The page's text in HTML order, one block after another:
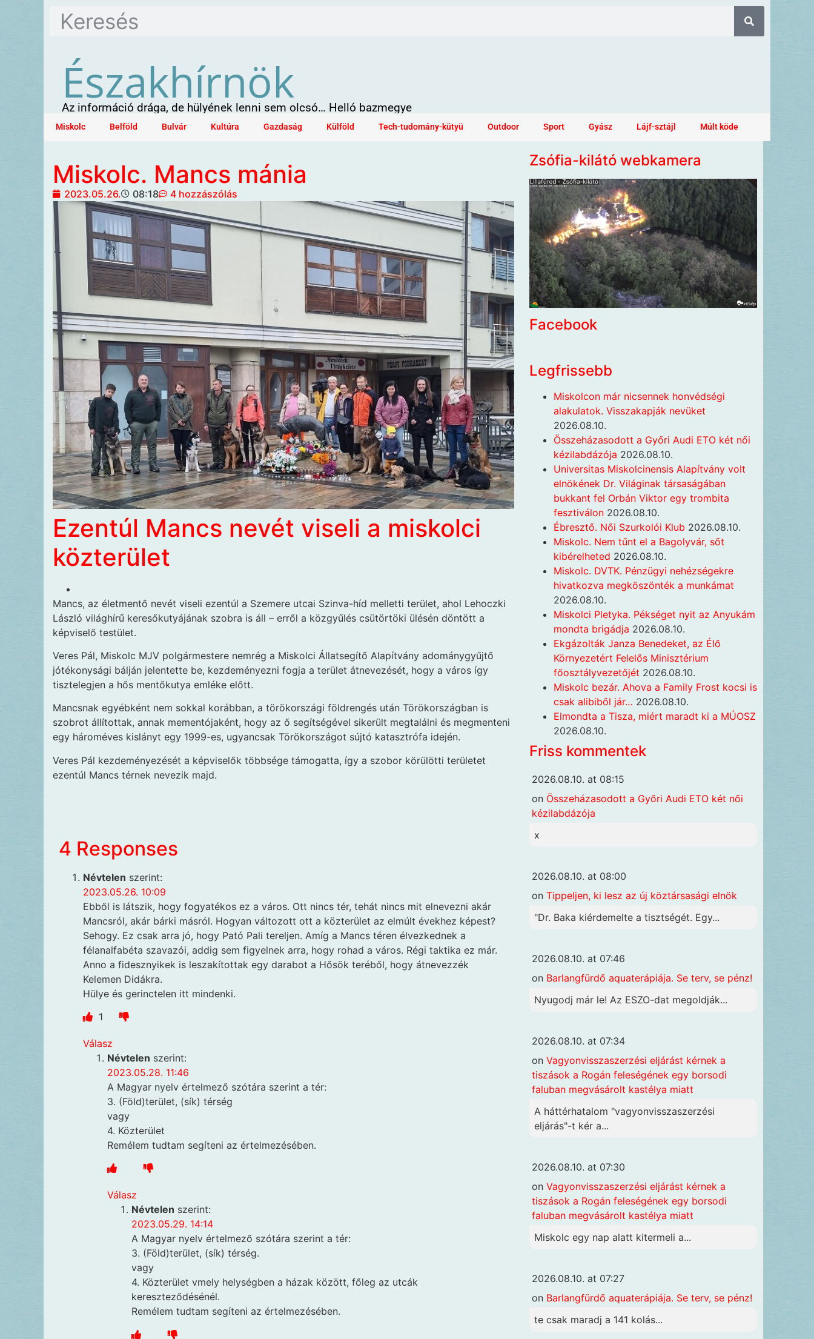
Északhírnök
Az információ drága, de hülyének lenni sem olcsó… Helló bazmegye
Miskolc Belföld Bulvár Kultúra Gazdaság Külföld Tech-tudomány-kütyü Outdoor Sport Gyász Lájf-sztájl Múlt köde
Miskolc. Mancs mánia
2023.05.26. 08:18 4 hozzászólás
Ezentúl Mancs nevét viseli a miskolci
közterület
Mancs, az életmentő nevét viseli ezentúl a Szemere utcai Szinva-híd melletti terület, ahol Lehoczki
László világhírű keresőkutyájának szobra is áll – erről a közgyűlés csütörtöki ülésén döntött a
képviselő testület.
Veres Pál, Miskolc MJV polgármestere nemrég a Miskolci Állatsegítő Alapítvány adománygyűjtő
jótékonysági bálján jelentette be, kezdeményezni fogja a terület átnevezését, hogy a város így
tisztelegjen a hős mentőkutya emléke előtt.
Mancsnak egyébként nem sokkal korábban, a törökországi földrengés után Törökországban is
szobrot állítottak, annak mementójaként, hogy az ő segítségével sikerült megtalálni és megmenteni
egy hároméves kislányt egy 1999-es, ugyancsak Törökországot sújtó katasztrófa idején.
Veres Pál kezdeményezését a képviselők többsége támogatta, így a szobor körülötti területet
ezentúl Mancs térnek nevezik majd.
4 Responses
Névtelen szerint:
2023.05.26. 10:09
Ebből is látszik, hogy fogyatékos ez a város. Ott nincs tér, tehát nincs mit elnevezni akár
Mancsról, akár bárki másról. Hogyan változott ott a közterület az elmúlt évekhez képest?
Sehogy. Ez csak arra jó, hogy Pató Pali tereljen. Amíg a Mancs téren élvezkednek a
félanalfabéta szavazói, addig sem figyelnek arra, hogy rohad a város. Régi taktika ez már.
Anno a fidesznyikek is leszakítottak egy darabot a Hősök teréből, hogy átnevezzék
Kelemen Didákra.
Hülye és gerinctelen itt mindenki.
1
Válasz
Névtelen szerint:
2023.05.28. 11:46
A Magyar nyelv értelmező szótára szerint a tér:
3. (Föld)terület, (sík) térség
vagy
4. Közterület
Remélem tudtam segíteni az értelmezésében.
Válasz
Névtelen szerint:
2023.05.29. 14:14
A Magyar nyelv értelmező szótára szerint a tér:
3. (Föld)terület, (sík) térség.
vagy
4. Közterület vmely helységben a házak között, főleg az utcák
kereszteződésénél.
Remélem tudtam segíteni az értelmezésében.
Zsófia-kilátó webkamera
Facebook
Legfrissebb
Miskolcon már nicsennek honvédségi
alakulatok. Visszakapják nevüket
2026.08.10.
Összeházasodott a Győri Audi ETO két női
kézilabdázója 2026.08.10.
Universitas Miskolcinensis Alapítvány volt
elnökének Dr. Világinak társaságában
bukkant fel Orbán Viktor egy trombita
fesztiválon 2026.08.10.
Ébresztő. Női Szurkolói Klub 2026.08.10.
Miskolc. Nem tűnt el a Bagolyvár, sőt
kibérelheted 2026.08.10.
Miskolc. DVTK. Pénzügyi nehézségekre
hivatkozva megköszönték a munkámat
2026.08.10.
Miskolci Pletyka. Pékséget nyit az Anyukám
mondta brigádja 2026.08.10.
Ekgázolták Janza Benedeket, az Élő
Környezetért Felelős Minisztérium
főosztályvezetőjét 2026.08.10.
Miskolc bezár. Ahova a Family Frost kocsi is
csak alibiből jár… 2026.08.10.
Elmondta a Tisza, miért maradt ki a MÚOSZ
2026.08.10.
Friss kommentek
2026.08.10. at 08:15
on Összeházasodott a Győri Audi ETO két női
kézilabdázója
x
2026.08.10. at 08:00
on Tippeljen, ki lesz az új köztársasági elnök
"Dr. Baka kiérdemelte a tisztségét. Egy...
2026.08.10. at 07:46
on Barlangfürdő aquaterápiája. Se terv, se pénz!
Nyugodj már le! Az ESZO-dat megoldják...
2026.08.10. at 07:34
on Vagyonvisszaszerzési eljárást kérnek a
tiszások a Rogán feleségének egy borsodi
faluban megvásárolt kastélya miatt
A háttérhatalom "vagyonvisszaszerzési
eljárás"-t kér a...
2026.08.10. at 07:30
on Vagyonvisszaszerzési eljárást kérnek a
tiszások a Rogán feleségének egy borsodi
faluban megvásárolt kastélya miatt
Miskolc egy nap alatt kitermeli a...
2026.08.10. at 07:27
on Barlangfürdő aquaterápiája. Se terv, se pénz!
te csak maradj a 141 kolás...